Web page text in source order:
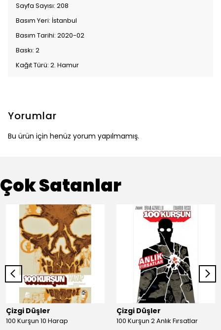
Sayfa Sayısı: 208
Basım Yeri: İstanbul
Basım Tarihi: 2020-02
Baskı: 2
Kağıt Türü: 2. Hamur
Yorumlar
Bu ürün için henüz yorum yapılmamış.
Çok Satanlar
Çizgi Düşler
100 Kurşun 10 Harap
Çizgi Düşler
100 Kurşun 2 Anlık Fırsatlar